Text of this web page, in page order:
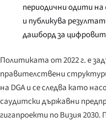
периодични одити
и публикува
дашборд за
Политиката от 2022 г. е
правителствени
на DGA и се следва като
саудитски държавни
гигапроекти по Визия